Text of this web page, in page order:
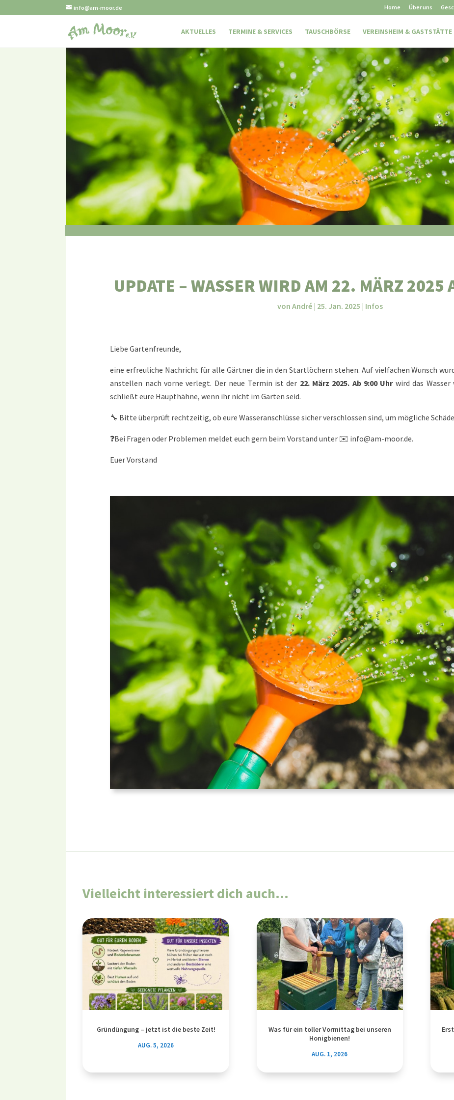
info@am-moor.de Home Über uns
AKTUELLES TERMINE & SERVICES TAUSCHBÖRSE VEREINSHEIM & GASTSTÄTTE
UPDATE – WASSER WIRD AM 22. MÄRZ 2025
von André| 25. Jan. 2025 | Infos
Liebe Gartenfreunde,
eine erfreuliche Nachricht für alle Gärtner die in den Startlöchern stehen. Auf vielfachen Wunsch
anstellen nach vorne verlegt. Der neue Termin ist der 22. März 2025. Ab 9:00 Uhr wird das
schließt eure Haupthähne, wenn ihr nicht im Garten seid.
🔧 Bitte überprüft rechtzeitig, ob eure Wasseranschlüsse sicher verschlossen sind, um mögliche
❓Bei Fragen oder Problemen meldet euch gern beim Vorstand unter ✉️ info@am-moor.de.
Euer Vorstand
Vielleicht interessiert dich auch…
Gründüngung – jetzt ist die beste Zeit!
AUG. 5, 2026
Was für ein toller Vormittag bei unseren
Honigbienen!
AUG. 1, 2026